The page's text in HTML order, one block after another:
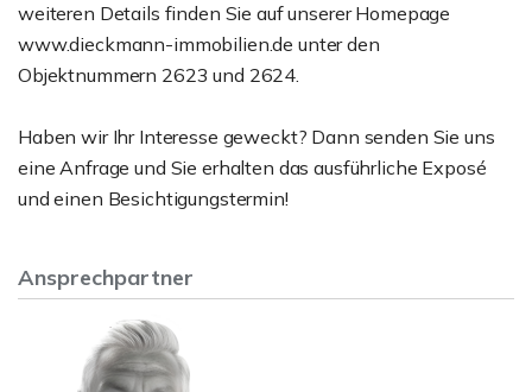
weiteren Details finden Sie auf unserer Homepage
www.dieckmann-immobilien.de unter den
Objektnummern 2623 und 2624.
Haben wir Ihr Interesse geweckt? Dann senden Sie uns
eine Anfrage und Sie erhalten das ausführliche Exposé
und einen Besichtigungstermin!
Ansprechpartner